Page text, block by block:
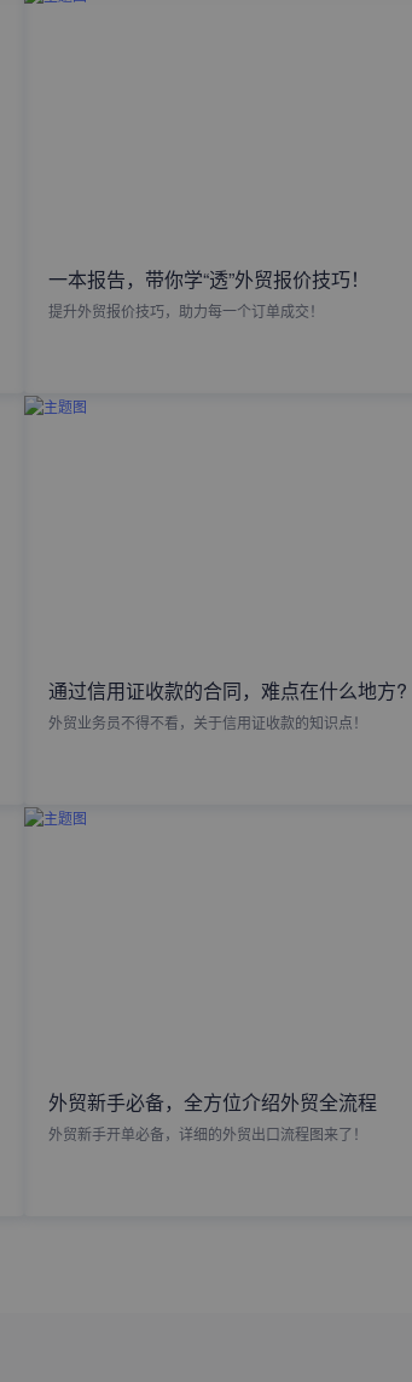
一本报告，带你学“透”外贸报价技巧！
提升外贸报价技巧，助力每一个订单成交！
通过信用证收款的合同，难点在什么地方?
外贸业务员不得不看，关于信用证收款的知识点！
外贸新手必备，全方位介绍外贸全流程
外贸新手开单必备，详细的外贸出口流程图来了！